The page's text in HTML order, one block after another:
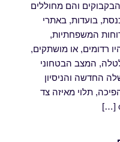
והם מחוללים
בועדות, באתרי
המשפחתיות,
רדומים, או מושתקים,
המצב הבטחוני
החדשה והניסיון
תלוי מאיזה צד